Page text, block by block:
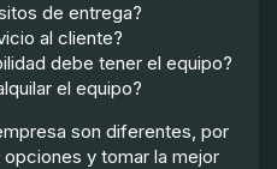
de entrega?
al cliente?
debe tener el equipo?
el equipo?
son diferentes, por
y tomar la mejor